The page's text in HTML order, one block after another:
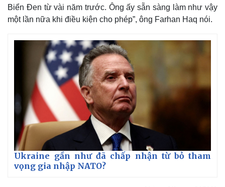
Biển Đen từ vài năm trước. Ông ấy sẵn sàng làm như vậy
một lần nữa khi điều kiện cho phép”, ông Farhan Haq nói.
Ukraine gần như đã chấp nhận từ bỏ tham
vọng gia nhập NATO?